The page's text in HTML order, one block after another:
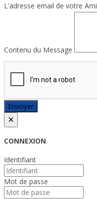
L'adresse email de votre Ami
Contenu du Message
Envoyer
×
CONNEXION
Identifiant
Mot de passe